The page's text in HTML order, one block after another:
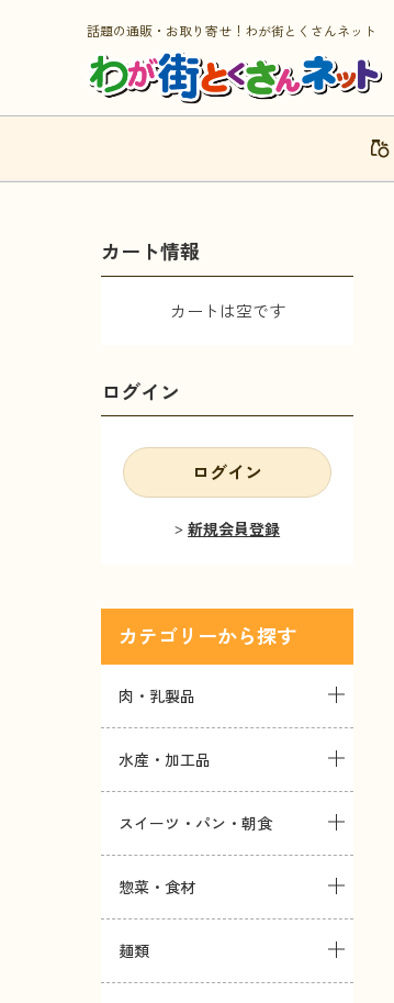
話題の通販・お取り寄せ！わが街とくさんネット
カート情報
カートは空です
ログイン
ログイン
新規会員登録
カテゴリー
肉・乳製品
水産・加工品
スイーツ・パン・朝食
惣菜・食材
麺類